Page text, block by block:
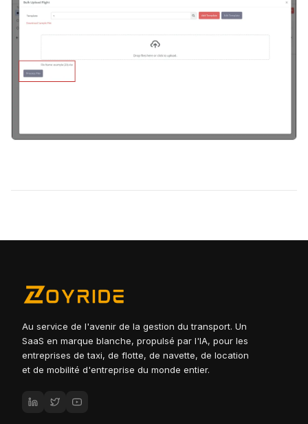
Au service de l'avenir de la gestion du transport. Un
SaaS en marque blanche, propulsé par l'IA, pour les
entreprises de taxi, de flotte, de navette, de location
et de mobilité d'entreprise du monde entier.